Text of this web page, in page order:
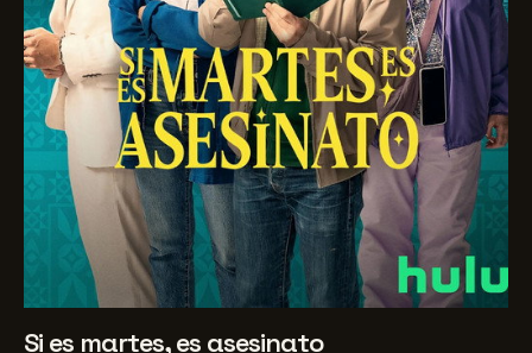
Si es martes, es asesinato